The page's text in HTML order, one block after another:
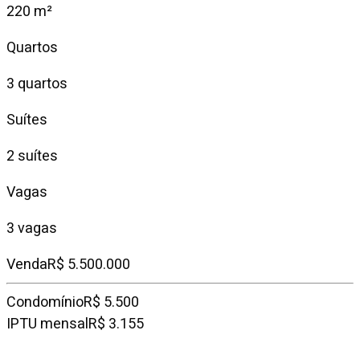
220 m²
Quartos
3 quartos
Suítes
2 suítes
Vagas
3 vagas
VendaR$ 5.500.000
CondomínioR$ 5.500
IPTU mensalR$ 3.155